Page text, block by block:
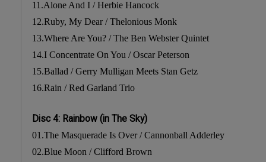
11.Alone And I / Herbie Hancock
12.Ruby, My Dear / Thelonious Monk
13.Where Are You? / The Ben Webster Quintet
14.I Concentrate On You / Oscar Peterson
15.Ballad / Gerry Mulligan Meets Stan Getz
16.Rain / Red Garland Trio
Disc 4: Rainbow (in The Sky)
01.The Masquerade Is Over / Cannonball Adderley
02.Blue Moon / Clifford Brown